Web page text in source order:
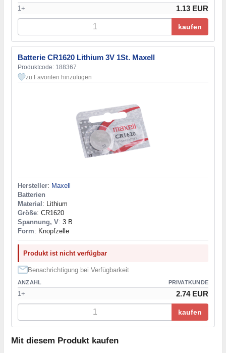
1+ 1.13 EUR
kaufen
Batterie CR1620 Lithium 3V 1St. Maxell
Produktcode: 188367
zu Favoriten hinzufügen
Hersteller: Maxell
Batterien
Material : Lithium
Größe: CR1620
Spannung, V: 3 В
Form: Knopfzelle
Produkt ist nicht verfügbar
Benachrichtigung bei Verfügbarkeit
ANZAHL PRIVATKUNDE
1+ 2.74 EUR
kaufen
Mit diesem Produkt kaufen